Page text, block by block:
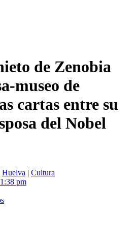
de Zenobia
museo de
cartas entre su
del Nobel
Huelva | Cultura
pm